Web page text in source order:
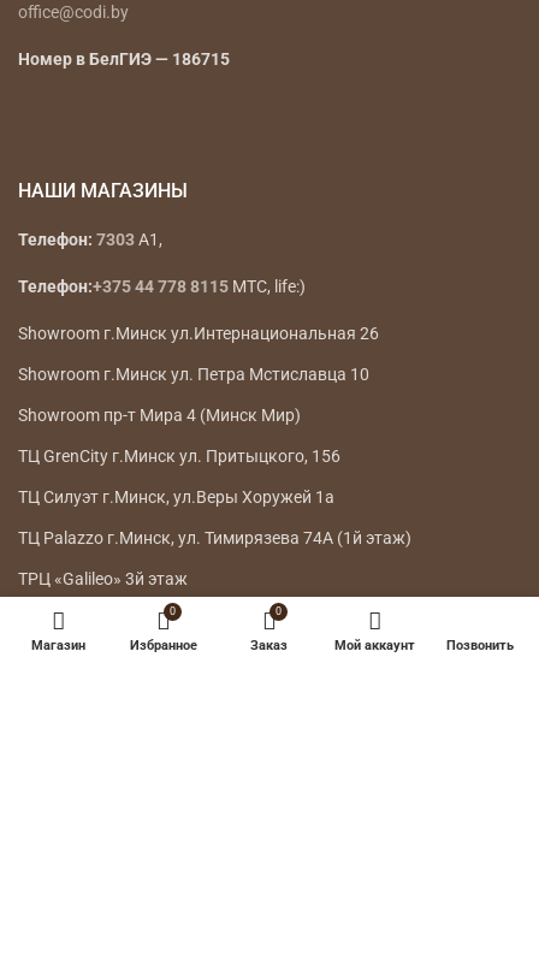
office@codi.by
Номер в БелГИЭ — 186715
НАШИ МАГАЗИНЫ
Телефон: 7303A1,
Телефон:+375 44 778 8115 МТС, life:)
Showroom г.Минск ул.Интернациональная 26
Showroom г.Минск ул. Петра Мстиславца 10
Showroom пр-т Мира 4 (Минск Мир)
ТЦ GrenCity г.Минск ул. Притыцкого, 156
ТЦ Силуэт г.Минск, ул.Веры Хоружей 1а
ТЦ Palazzo г.Минск, ул. Тимирязева 74А (1й этаж)
ТРЦ «Galileo» 3й этаж
ГЛАВНОЕ МЕНЮ
Магазин
0
Избранное
0
Заказ Мой аккаунт Позвонить